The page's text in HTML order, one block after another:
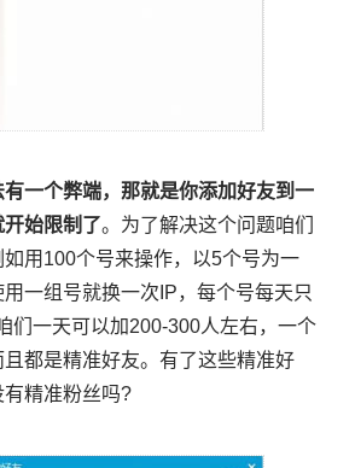
一个弊端，那就是你添加好友到一
开始限制了。为了解决这个问题咱们
用100个号来操作，以5个号为一
一组号就换一次IP，每个号每天只
们一天可以加200-300人左右，一个
都是精准好友。有了这些精准好
精准粉丝吗?